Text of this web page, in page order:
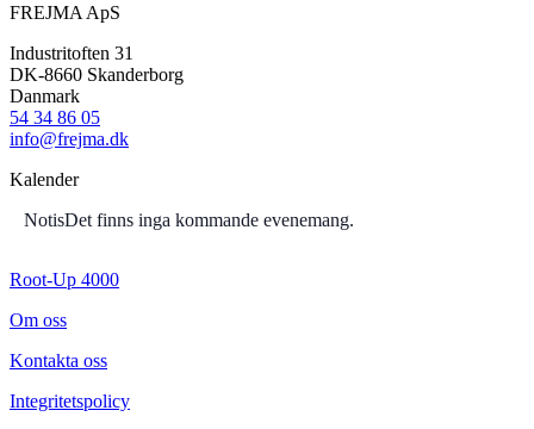
FREJMA ApS
Industritoften 31
DK-8660 Skanderborg
Danmark
54 34 86 05
info@frejma.dk
Kalender
NotisDet finns inga kommande evenemang.
Root-Up 4000
Om oss
Kontakta oss
Integritetspolicy